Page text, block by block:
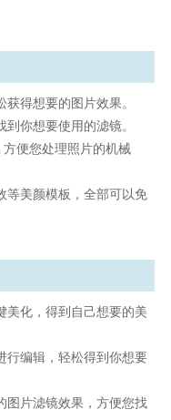
得想要的图片效果。
你想要使用的滤镜。
便您处理照片的机械
等美颜模板，全部可以免
美化，得到自己想要的美
行编辑，轻松得到你想要
图片滤镜效果，方便您找